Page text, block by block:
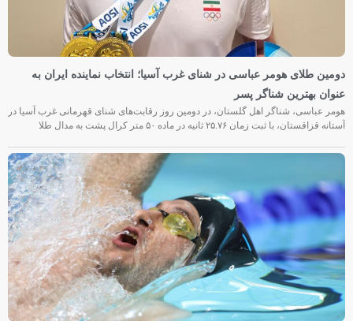
دومین طلای هومر عباسی در شنای غرب آسیا؛ انتخاب نماینده ایران به
عنوان بهترین شناگر پسر
هومر عباسی، شناگر اهل گلستان، در دومین روز رقابت‌های شنای قهرمانی غرب آسیا در
آستانه قزاقستان، با ثبت زمان ۲۵.۷۶ ثانیه در ماده ۵۰ متر کرال پشت به مدال طلا